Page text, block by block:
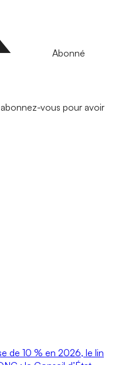
Abonné
vous pour avoir
de 10 % en 2026, le lin